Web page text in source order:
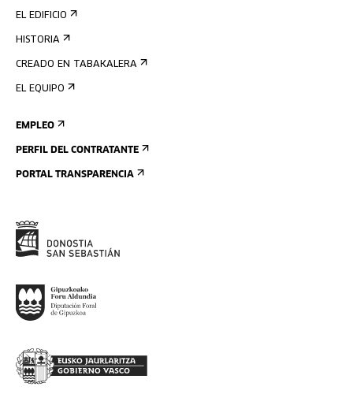
EL EDIFICIO
HISTORIA
CREADO EN TABAKALERA
EL EQUIPO
EMPLEO
PERFIL DEL CONTRATANTE
PORTAL TRANSPARENCIA